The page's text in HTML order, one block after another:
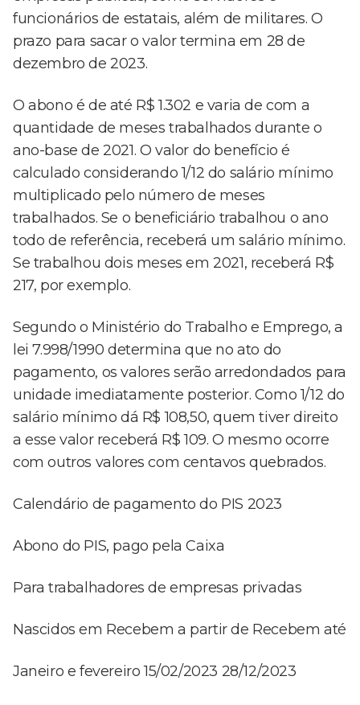
funcionários de estatais, além de militares. O
prazo para sacar o valor termina em 28 de
dezembro de 2023.
O abono é de até R$ 1.302 e varia de com a
quantidade de meses trabalhados durante o
ano-base de 2021. O valor do benefício é
calculado considerando 1/12 do salário mínimo
multiplicado pelo número de meses
trabalhados. Se o beneficiário trabalhou o ano
todo de referência, receberá um salário mínimo.
Se trabalhou dois meses em 2021, receberá R$
217, por exemplo.
Segundo o Ministério do Trabalho e Emprego, a
lei 7.998/1990 determina que no ato do
pagamento, os valores serão arredondados para
unidade imediatamente posterior. Como 1/12 do
salário mínimo dá R$ 108,50, quem tiver direito
a esse valor receberá R$ 109. O mesmo ocorre
com outros valores com centavos quebrados.
Calendário de pagamento do PIS 2023
Abono do PIS, pago pela Caixa
Para trabalhadores de empresas privadas
Nascidos em Recebem a partir de Recebem até
Janeiro e fevereiro 15/02/2023 28/12/2023